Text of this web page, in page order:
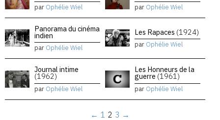
par Ophélie Wiel par Ophélie Wiel
Panorama du cinéma
indien
par Ophélie Wiel
Les Rapaces (1924)
par Ophélie Wiel
Journal intime
(1962)
par Ophélie Wiel
Les Honneurs de la
guerre (1961)
par Ophélie Wiel
← 1 2 3 →